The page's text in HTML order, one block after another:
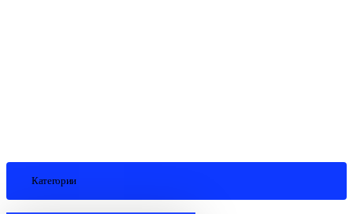
Категории